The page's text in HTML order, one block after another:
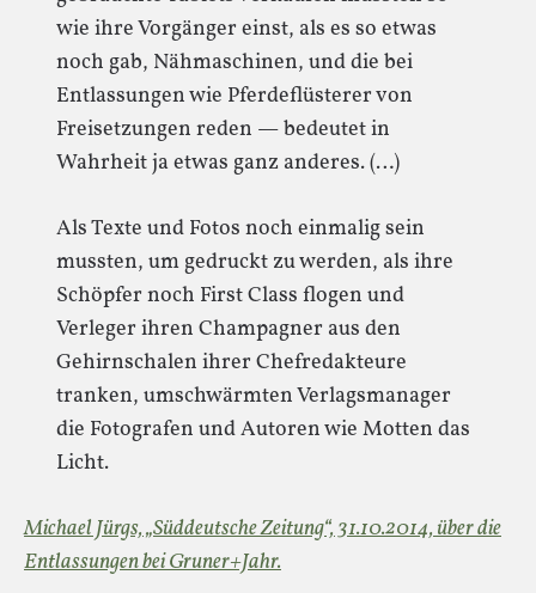
wie ihre Vorgänger einst, als es so etwas
noch gab, Nähmaschinen, und die bei
Entlassungen wie Pferdeflüsterer von
Freisetzungen reden — bedeutet in
Wahrheit ja etwas ganz anderes. (…)
Als Texte und Fotos noch einmalig sein
mussten, um gedruckt zu werden, als ihre
Schöpfer noch First Class flogen und
Verleger ihren Champagner aus den
Gehirnschalen ihrer Chefredakteure
tranken, umschwärmten Verlagsmanager
die Fotografen und Autoren wie Motten das
Licht.
Michael Jürgs, „Süddeutsche Zeitung“, 31.10.2014, über die
Entlassungen bei Gruner+Jahr.